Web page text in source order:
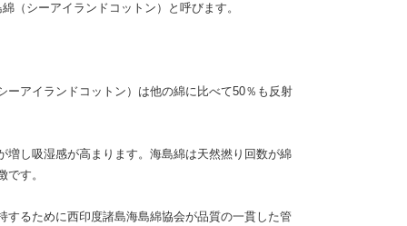
（シーアイランドコットン）と呼びます。
アイランドコットン）は他の綿に比べて50％も反射
し吸湿感が高まります。海島綿は天然撚り回数が綿
す。
るために西印度諸島海島綿協会が品質の一貫した管